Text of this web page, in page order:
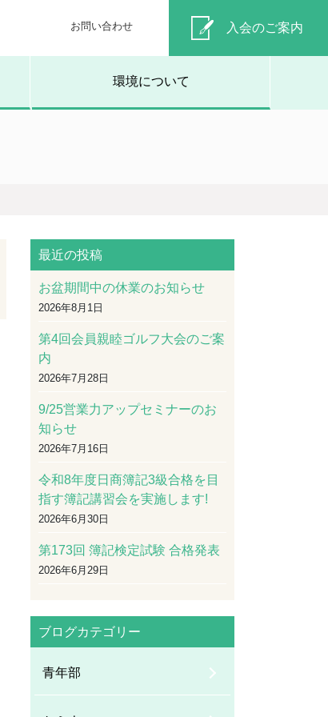
お問い合わせ 入会のご案内
環境について
最近の投稿
お盆期間中の休業のお知らせ
2026年8月1日
第4回会員親睦ゴルフ大会のご案
内
2026年7月28日
9/25営業力アップセミナーのお
知らせ
2026年7月16日
令和8年度日商簿記3級合格を目
指す簿記講習会を実施します!
2026年6月30日
第173回 簿記検定試験 合格発表
2026年6月29日
ブログカテゴリー
青年部